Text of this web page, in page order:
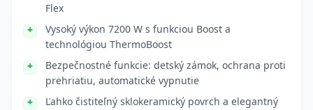
Flex
Vysoký výkon 7200 W s funkciou Boost a
technológiou ThermoBoost
Bezpečnostné funkcie: detský zámok, ochrana proti
prehriatiu, automatické vypnutie
Ľahko čistiteľný sklokeramický povrch a elegantný